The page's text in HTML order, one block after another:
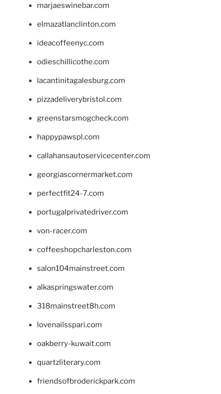
marjaeswinebar.com
elmazatlanclinton.com
ideacoffeenyc.com
odieschillicothe.com
lacantinitagalesburg.com
pizzadeliverybristol.com
greenstarsmogcheck.com
happypawspl.com
callahansautoservicecenter.com
georgiascornermarket.com
perfectfit24-7.com
portugalprivatedriver.com
von-racer.com
coffeeshopcharleston.com
salon104mainstreet.com
alkaspringswater.com
318mainstreet8h.com
lovenailsspari.com
oakberry-kuwait.com
quartzliterary.com
friendsofbroderickpark.com